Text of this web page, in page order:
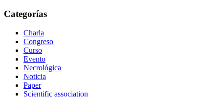
Categorías
Charla
Congreso
Curso
Evento
Necrológica
Noticia
Paper
Scientific association